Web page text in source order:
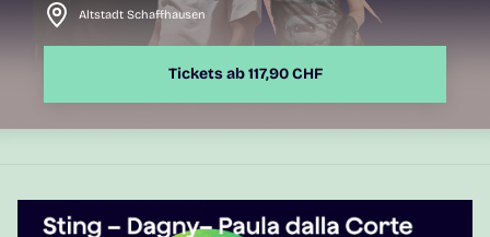
Altstadt Schaffhausen
Tickets ab 117,90 CHF